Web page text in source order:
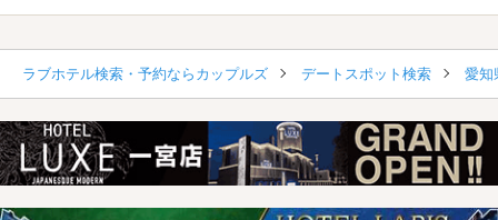
ラブホテル検索・予約ならカップルズ デートスポット検索 愛知